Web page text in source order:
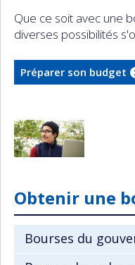
Que ce soit avec une
diverses possibilités
Préparer son budget
Obtenir une
Bourses du